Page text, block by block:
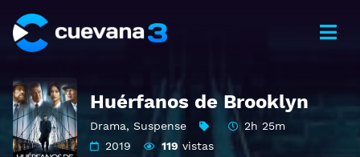
Huérfanos de Brooklyn
Drama, Suspense
2h 25m
2019
119 vistas